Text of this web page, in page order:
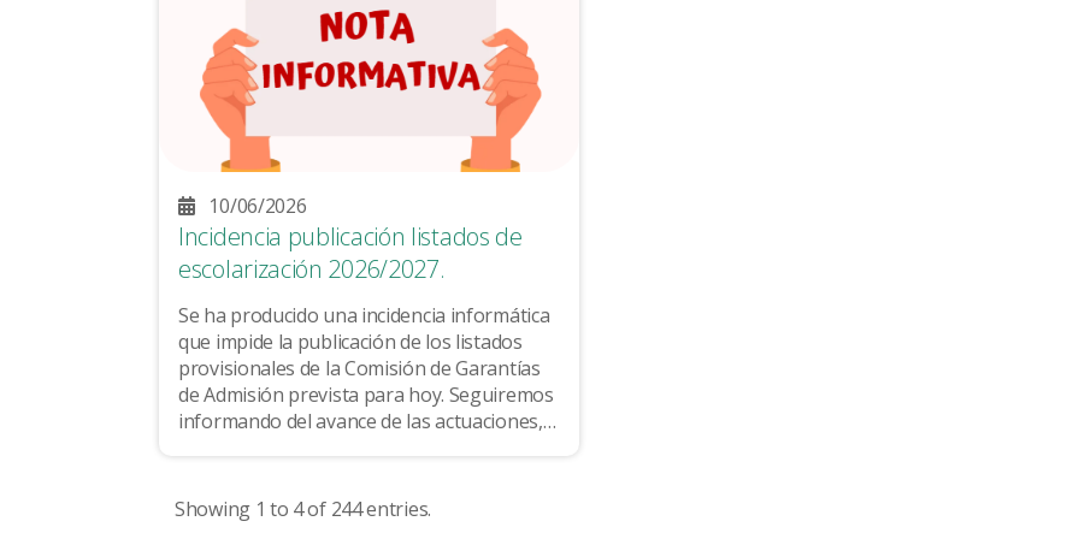
10/06/2026
Incidencia publicación listados de
escolarización 2026/2027.
Se ha producido una incidencia informática
que impide la publicación de los listados
provisionales de la Comisión de Garantías
de Admisión prevista para hoy. Seguiremos
informando del avance de las actuaciones,
Showing 1 to 4 of 244 entries.